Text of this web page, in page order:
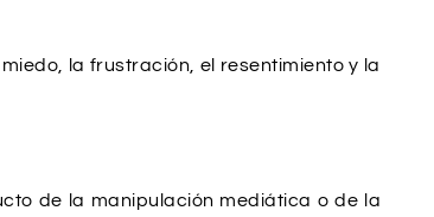
la frustración, el resentimiento y la
de la manipulación mediática o de la